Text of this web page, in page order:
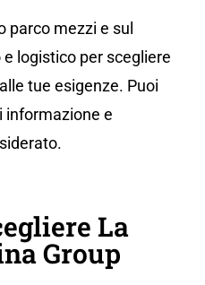
parco mezzi e sul
logistico per scegliere
tue esigenze. Puoi
informazione e
La
Group